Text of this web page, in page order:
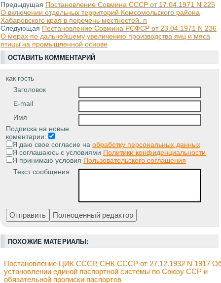
Предыдущая Постановление Совмина СССР от 17.04.1971 N 225
О включении отдельных территорий Комсомольского района
Хабаровского края в перечень местностей. п
Следующая Постановление Совмина РСФСР от 23.04.1971 N 236
О мерах по дальнейшему увеличению производства яиц и мяса
птицы на промышленной основе
ОСТАВИТЬ КОММЕНТАРИЙ
как гость
Заголовок
E-mail
Имя
Подписка на новые
коментарии:
Я даю свое согласие на обработку персональных данных
Я соглашаюсь с условиями Политики конфиденциальности
Я принимаю условия Пользовательского соглашения
Текст сообщения
ПОХОЖИЕ МАТЕРИАЛЫ:
Постановление ЦИК СССР, СНК СССР от 27.12.1932 N 1917
установлении единой паспортной системы по Союзу ССР и
обязательной прописки паспортов